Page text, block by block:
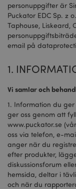
personuppgifter är
Puckator EDC Sp. z
Taphouse, Liskeard,
email på
1.
Vi samlar och
1. Information du
ger oss genom att
www.puckator.se
oss via telefon, e-
anger när du
efter produkter,
diskussionsforum
hemsida, deltar i
och när du